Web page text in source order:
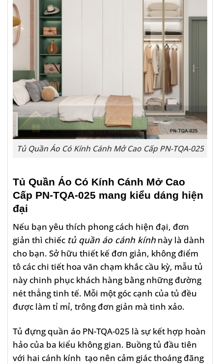
Tủ Quần Áo Có Kính Cánh Mở Cao Cấp PN-TQA-025
Tủ Quần Áo Có Kính Cánh Mở Cao
Cấp PN-TQA-025 mang kiểu dáng hiện
đại
Nếu bạn yêu thích phong cách hiện đại, đơn
giản thì chiếc tủ quần áo cánh kínhnày là dành
cho bạn. Sở hữu thiết kế đơn giản, không điểm
tô các chi tiết hoa văn chạm khắc cầu kỳ, mẫu tủ
này chinh phục khách hàng bằng những đường
nét thẳng tinh tế. Mỗi một góc cạnh của tủ đều
được làm tỉ mỉ, trông đơn giản mà tinh xảo.
Tủ đựng quần áo PN-TQA-025 là sự kết hợp hoàn
hảo của ba kiểu không gian. Buồng tủ đầu tiên
với hai cánh kính tạo nên cảm giác thoáng đãng